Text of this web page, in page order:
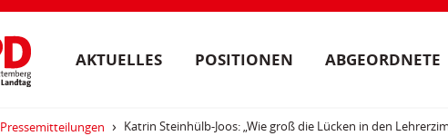
AKTUELLES POSITIONEN ABGEORDNETE
Pressemitteilungen Katrin Steinhülb-Joos: „Wie groß die Lücken in den